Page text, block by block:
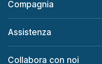
Compagnia
Assistenza
Collabora con noi